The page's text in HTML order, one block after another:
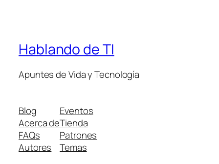
Hablando de TI
Apuntes de Vida y Tecnología
Blog
Acerca de
FAQs
Autores
Eventos
Tienda
Patrones
Temas